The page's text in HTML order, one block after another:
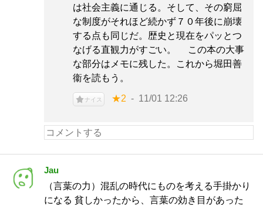
は社会主義に通じる。そして、その窮屈
な制度がそれほど続かず７０年後に崩壊
する点も同じだ。歴史と現在をパッとつ
なげる直観力がすごい。 この本の大事
な部分はメモに残した。これから堀田善
衞を読もう。
ナイス ★2 11/01 12:26
Jau
（言葉の力）混乱の時代にものを考える手掛かり
になる 貧しかったから、言葉の効き目があった